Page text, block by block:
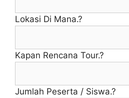
Lokasi Di Mana.?
Kapan Rencana Tour.?
Jumlah Peserta / Siswa.?